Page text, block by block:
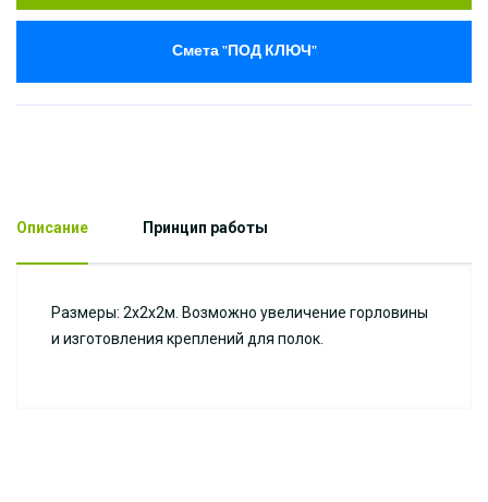
Смета "ПОД КЛЮЧ"
Описание Принцип работы
Размеры: 2х2х2м. Возможно увеличение горловины
и изготовления креплений для полок.